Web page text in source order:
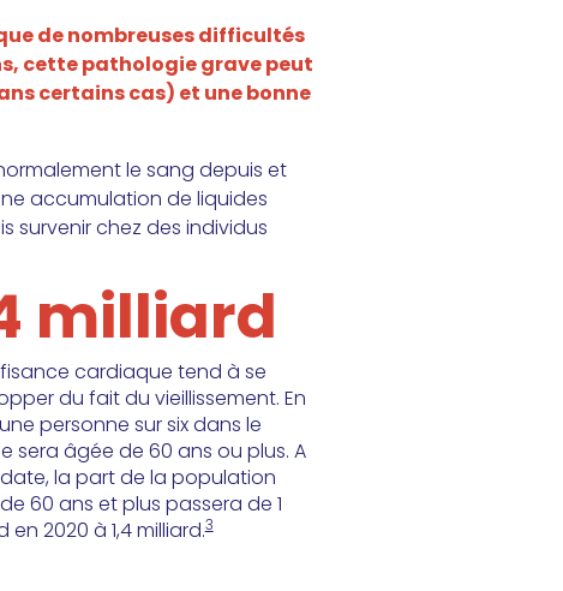
de nombreuses difficultés
cette pathologie grave peut
certains cas) et une bonne
le sang depuis et
accumulation de liquides
survenir chez des individus
milliard
cardiaque tend à se
du fait du vieillissement. En
personne sur six dans le
sera âgée de 60 ans ou plus. A
la part de la population
60 ans et plus passera de 1
en 2020 à 1,4 milliard.3